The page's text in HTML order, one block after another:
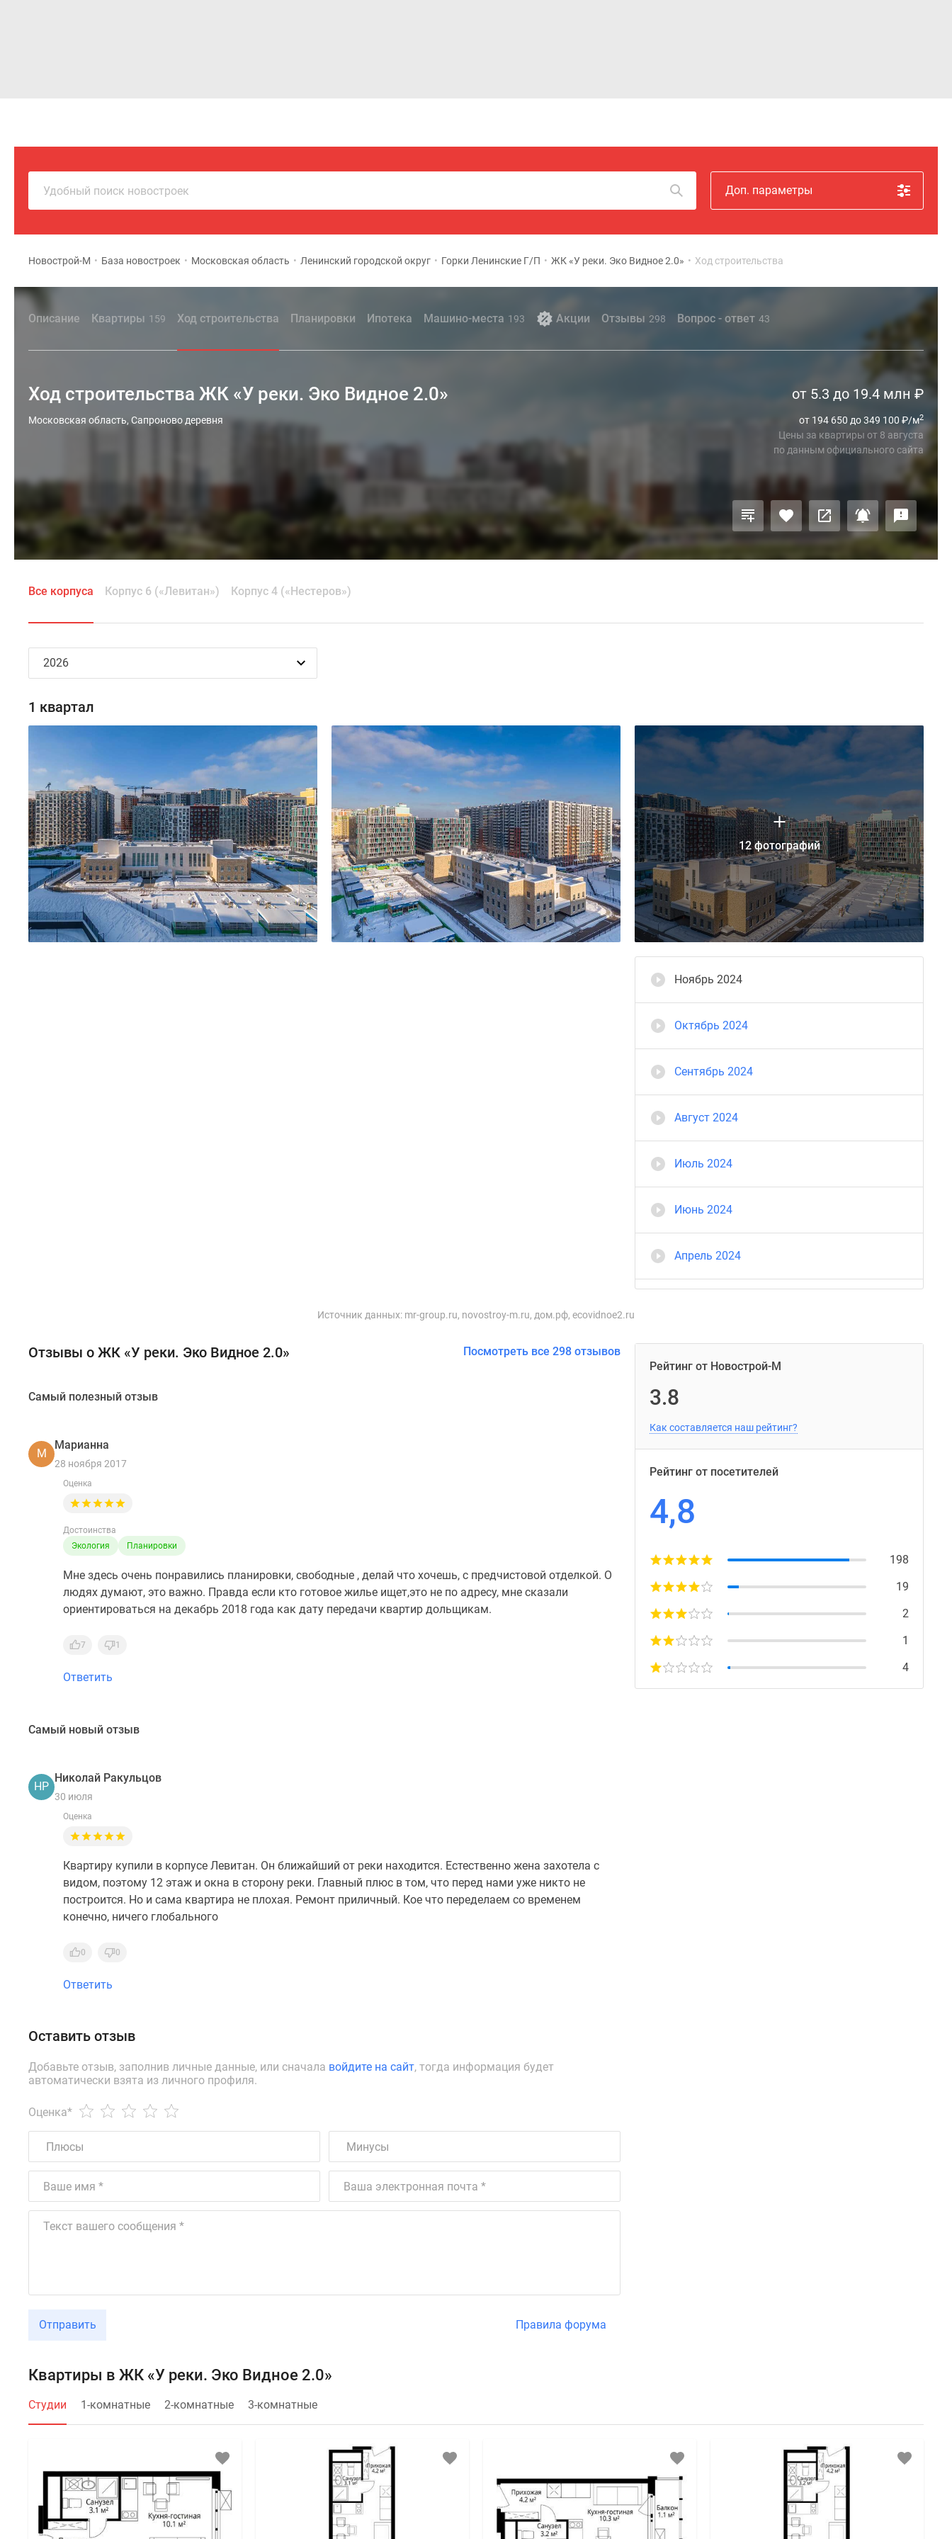
Удобный поиск новостроек Доп. параметры
Новострой-М • База новостроек • Московская область • Ленинский городской округ • Горки Ленинские Г/П • ЖК «У реки. Эко Видное 2.0» • Ход строительства
Описание Квартиры 159 Ход строительства Планировки Ипотека Машино-места 193 Акции Отзывы 298 Вопрос - ответ 43
Ход строительства ЖК «У реки. Эко Видное 2.0»
Московская область, Сапроново деревня
от 5.3 до 19.4 млн ₽
от 194 650 до 349 100 ₽/м2
Цены за квартиры от 8 августа
по данным официального сайта
Все корпуса Корпус 6 («Левитан») Корпус 4 («Нестеров»)
1 квартал
12 фотографий
Ноябрь 2024
Октябрь 2024
Сентябрь 2024
Август 2024
Июль 2024
Июнь 2024
Апрель 2024
Февраль 2024
Декабрь 2023
Июнь 2021
Апрель 2021
Источник данных: mr-group.ru, novostroy-m.ru, дом.рф, ecovidnoe2.ru
Отзывы о ЖК «У реки. Эко Видное 2.0» Посмотреть все 298 отзывов
Самый полезный отзыв
М
Марианна
28 ноября 2017
Оценка
Достоинства
Экология
Планировки
Мне здесь очень понравились планировки, свободные , делай что хочешь, с предчистовой отделкой. О
людях думают, это важно. Правда если кто готовое жилье ищет,это не по адресу, мне сказали
ориентироваться на декабрь 2018 года как дату передачи квартир дольщикам.
7 1
Ответить
Самый новый отзыв
НР
Николай Ракульцов
30 июля
Оценка
Квартиру купили в корпусе Левитан. Он ближайший от реки находится. Естественно жена захотела с
видом, поэтому 12 этаж и окна в сторону реки. Главный плюс в том, что перед нами уже никто не
построится. Но и сама квартира не плохая. Ремонт приличный. Кое что переделаем со временем
конечно, ничего глобального
0 0
Ответить
Оставить отзыв
Добавьте отзыв, заполнив личные данные, или сначала войдите на сайт, тогда информация будет
автоматически взята из личного профиля.
Оценка*
Отправить Правила форума
Рейтинг от Новострой-М
3.8
Как составляется наш рейтинг?
Рейтинг от посетителей
4,8
198
19
2
1
4
Квартиры в ЖК «У реки. Эко Видное 2.0»
Студии 1-комнатные 2-комнатные 3-комнатные